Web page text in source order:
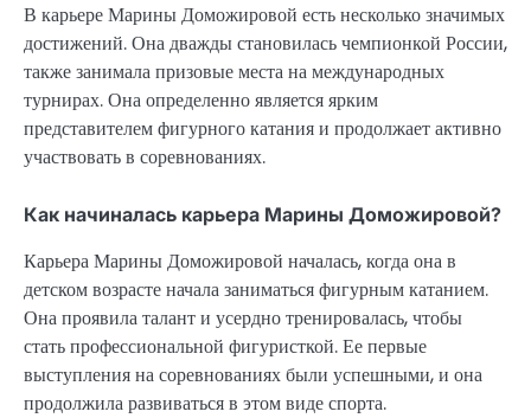
В карьере Марины Доможировой есть несколько значимых
достижений. Она дважды становилась чемпионкой России,
также занимала призовые места на международных
турнирах. Она определенно является ярким
представителем фигурного катания и продолжает активно
участвовать в соревнованиях.
Как начиналась карьера Марины Доможировой?
Карьера Марины Доможировой началась, когда она в
детском возрасте начала заниматься фигурным катанием.
Она проявила талант и усердно тренировалась, чтобы
стать профессиональной фигуристкой. Ее первые
выступления на соревнованиях были успешными, и она
продолжила развиваться в этом виде спорта.